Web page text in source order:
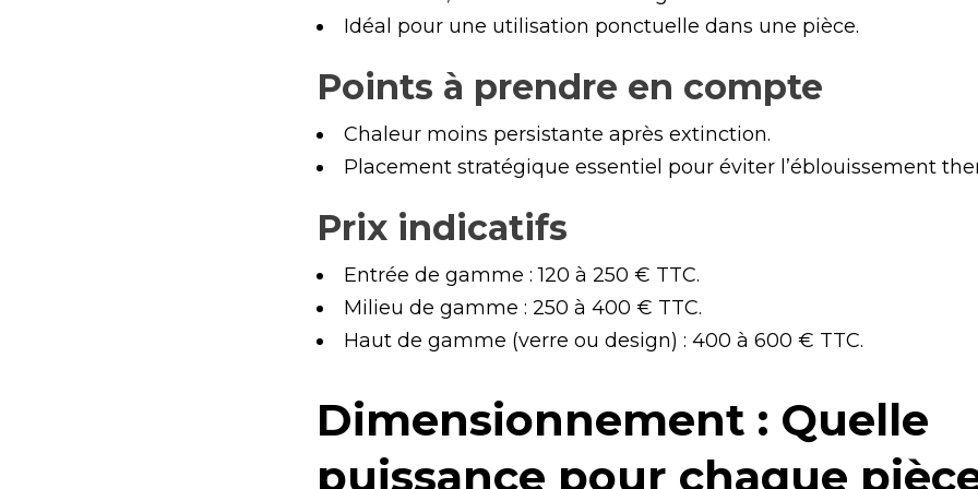
Idéal pour une utilisation ponctuelle dans une pièce.
Points à prendre en compte
Chaleur moins persistante après extinction.
Placement stratégique essentiel pour éviter l’éblouissement
Prix indicatifs
Entrée de gamme : 120 à 250 € TTC.
Milieu de gamme : 250 à 400 € TTC.
Haut de gamme (verre ou design) : 400 à 600 € TTC.
Dimensionnement : Quelle
puissance pour chaque